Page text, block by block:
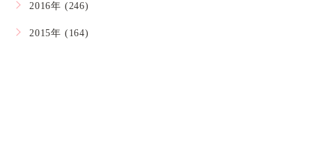
2016年 (246)
2015年 (164)